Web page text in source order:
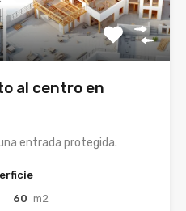
al centro en
entrada protegida.
60 m2